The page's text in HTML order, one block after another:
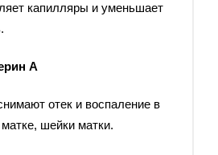
капилляры и уменьшает
А
отек и воспаление в
шейки матки.